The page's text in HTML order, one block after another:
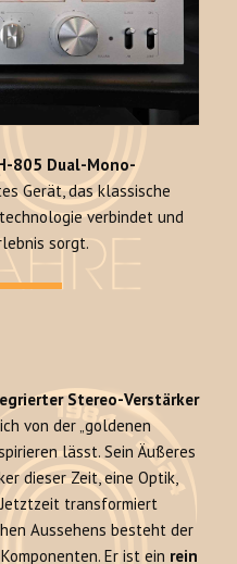
805 Dual-Mono-
Gerät, das klassische
verbindet und
sorgt.
Stereo-Verstärker
von der „goldenen
lässt. Sein Äußeres
dieser Zeit, eine Optik,
transformiert
Aussehens besteht der
Er ist ein rein